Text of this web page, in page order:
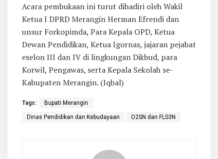
Acara pembukaan ini turut dihadiri oleh Wakil
Ketua I DPRD Merangin Herman Efrendi dan
unsur Forkopimda, Para Kepala OPD, Ketua
Dewan Pendidikan, Ketua Igornas, jajaran pejabat
eselon III dan IV di lingkungan Dikbud, para
Korwil, Pengawas, serta Kepala Sekolah se-
Kabupaten Merangin. (Iqbal)
Tags: Bupati Merangin
Dinas Pendidikan dan Kebudayaan O2SN dan FLS3N